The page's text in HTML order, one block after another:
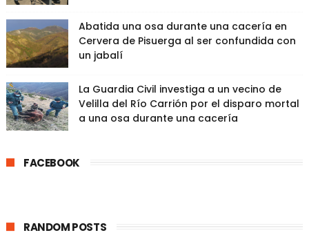
Abatida una osa durante una cacería en
Cervera de Pisuerga al ser confundida con
un jabalí
La Guardia Civil investiga a un vecino de
Velilla del Río Carrión por el disparo mortal
a una osa durante una cacería
FACEBOOK
RANDOM POSTS